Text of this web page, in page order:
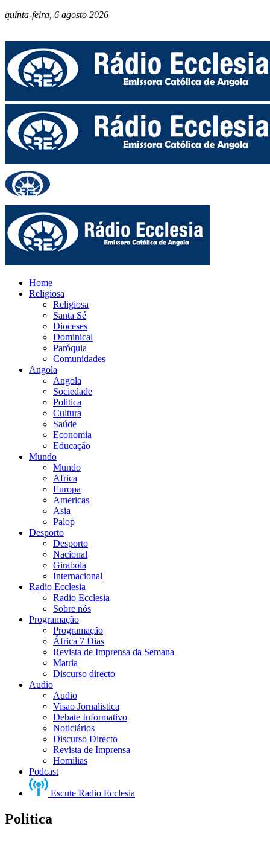
quinta-feira, 6 agosto 2026
Home
Religiosa
Religiosa
Santa Sé
Dioceses
Dominical
Paróquia
Comunidades
Angola
Angola
Sociedade
Politica
Cultura
Saúde
Economia
Educação
Mundo
Mundo
Africa
Europa
Americas
Asia
Palop
Desporto
Desporto
Nacional
Girabola
Internacional
Radio Ecclesia
Radio Ecclesia
Sobre nós
Programação
Programação
África 7 Dias
Revista de Imprensa da Semana
Matria
Discurso directo
Audio
Audio
Visao Jornalistica
Debate Informativo
Noticiários
Discurso Directo
Revista de Imprensa
Homilias
Podcast
Escute Radio Ecclesia
Politica